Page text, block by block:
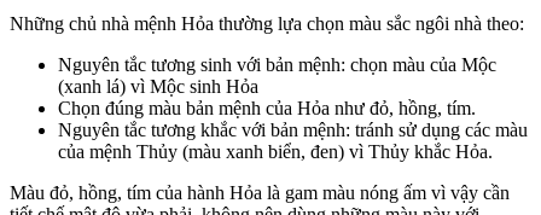
Những chủ nhà mệnh Hỏa thường lựa chọn màu sắc ngôi nhà theo:
Nguyên tắc tương sinh với bản mệnh: chọn màu của Mộc
(xanh lá) vì Mộc sinh Hỏa
Chọn đúng màu bản mệnh của Hỏa như đỏ, hồng, tím.
Nguyên tắc tương khắc với bản mệnh: tránh sử dụng các màu
của mệnh Thủy (màu xanh biển, đen) vì Thủy khắc Hỏa.
Màu đỏ, hồng, tím của hành Hỏa là gam màu nóng ấm vì vậy cần